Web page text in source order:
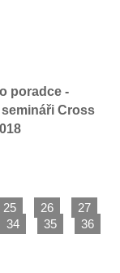
poradce -
Cross
25 26
27
34 35
36